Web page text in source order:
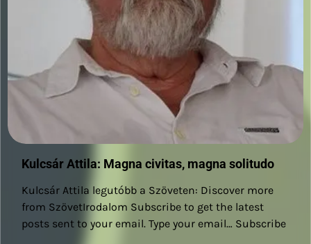
Kulcsár Attila: Magna civitas, magna solitudo
Kulcsár Attila legutóbb a Szöveten: Discover more
from SzövetIrodalom Subscribe to get the latest
posts sent to your email. Type your email… Subscribe